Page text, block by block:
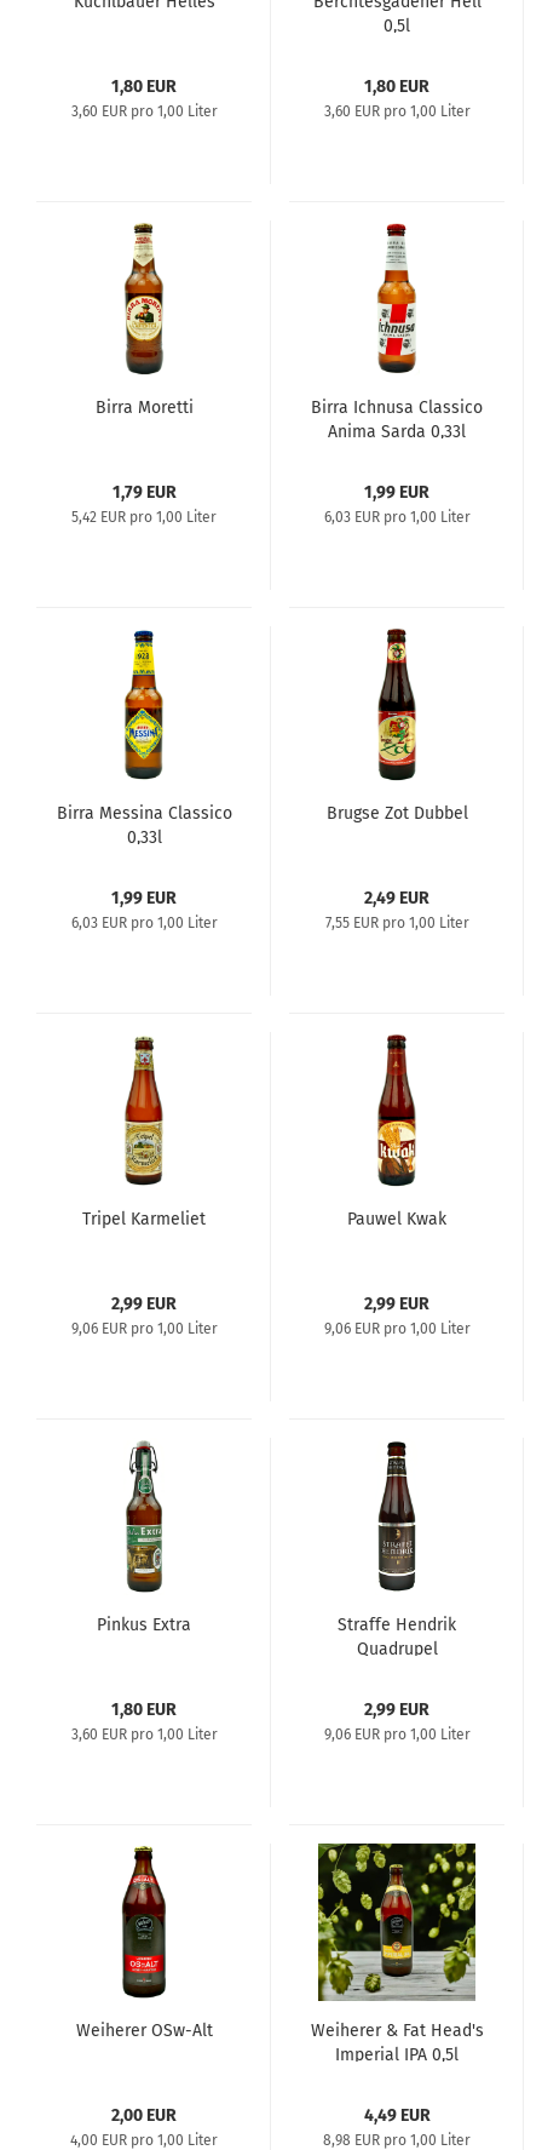
1,80 EUR
3,60 EUR pro 1,00 Liter
0,5l
1,80 EUR
3,60 EUR pro 1,00 Liter
Birra Moretti
1,79 EUR
5,42 EUR pro 1,00 Liter
Birra Ichnusa Classico
Anima Sarda 0,33l
1,99 EUR
6,03 EUR pro 1,00 Liter
Birra Messina Classico
0,33l
1,99 EUR
6,03 EUR pro 1,00 Liter
Brugse Zot Dubbel
2,49 EUR
7,55 EUR pro 1,00 Liter
Tripel Karmeliet
2,99 EUR
9,06 EUR pro 1,00 Liter
Pauwel Kwak
2,99 EUR
9,06 EUR pro 1,00 Liter
Pinkus Extra
1,80 EUR
3,60 EUR pro 1,00 Liter
Straffe Hendrik
Quadrupel
2,99 EUR
9,06 EUR pro 1,00 Liter
Weiherer OSw-Alt
2,00 EUR
4,00 EUR pro 1,00 Liter
Weiherer & Fat Head's
Imperial IPA 0,5l
4,49 EUR
8,98 EUR pro 1,00 Liter